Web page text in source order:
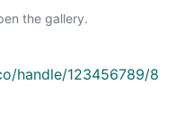
the gallery.
handle/123456789/8